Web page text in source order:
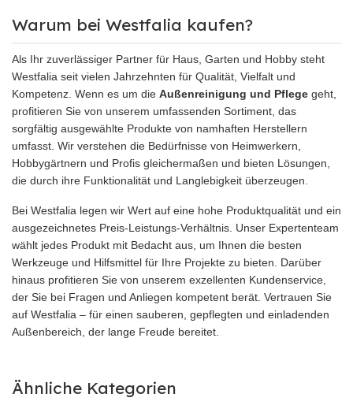
Warum bei Westfalia kaufen?
Als Ihr zuverlässiger Partner für Haus, Garten und Hobby steht
Westfalia seit vielen Jahrzehnten für Qualität, Vielfalt und
Kompetenz. Wenn es um die Außenreinigung und Pflege geht,
profitieren Sie von unserem umfassenden Sortiment, das
sorgfältig ausgewählte Produkte von namhaften Herstellern
umfasst. Wir verstehen die Bedürfnisse von Heimwerkern,
Hobbygärtnern und Profis gleichermaßen und bieten Lösungen,
die durch ihre Funktionalität und Langlebigkeit überzeugen.
Bei Westfalia legen wir Wert auf eine hohe Produktqualität und ein
ausgezeichnetes Preis-Leistungs-Verhältnis. Unser Expertenteam
wählt jedes Produkt mit Bedacht aus, um Ihnen die besten
Werkzeuge und Hilfsmittel für Ihre Projekte zu bieten. Darüber
hinaus profitieren Sie von unserem exzellenten Kundenservice,
der Sie bei Fragen und Anliegen kompetent berät. Vertrauen Sie
auf Westfalia – für einen sauberen, gepflegten und einladenden
Außenbereich, der lange Freude bereitet.
Ähnliche Kategorien